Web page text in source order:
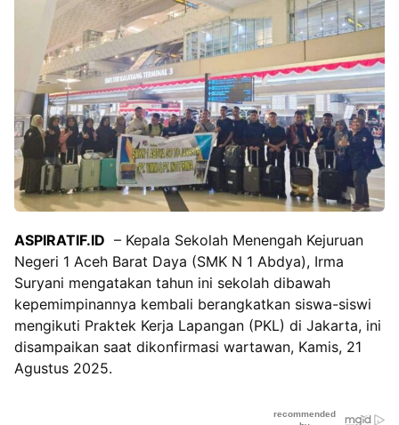
ASPIRATIF.ID – Kepala Sekolah Menengah Kejuruan
Negeri 1 Aceh Barat Daya (SMK N 1 Abdya), Irma
Suryani mengatakan tahun ini sekolah dibawah
kepemimpinannya kembali berangkatkan siswa-siswi
mengikuti Praktek Kerja Lapangan (PKL) di Jakarta, ini
disampaikan saat dikonfirmasi wartawan, Kamis, 21
Agustus 2025.